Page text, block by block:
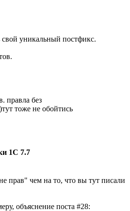
уникальный постфикс.
правла без
тоже не обойтись
1С 7.7
прав" чем на то, что вы тут писали
объяснение поста #28: